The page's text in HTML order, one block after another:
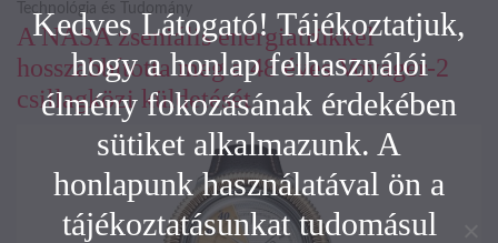
A NASA zseniális energiatrükkel
hosszabbította meg a 48 éves Voyager-2
csillagközi küldetését
Technológia és Tudomány
Kedves Látogató! Tájékoztatjuk,
hogy a honlap felhasználói
élmény fokozásának érdekében
sütiket alkalmazunk. A
honlapunk használatával ön a
tájékoztatásunkat tudomásul